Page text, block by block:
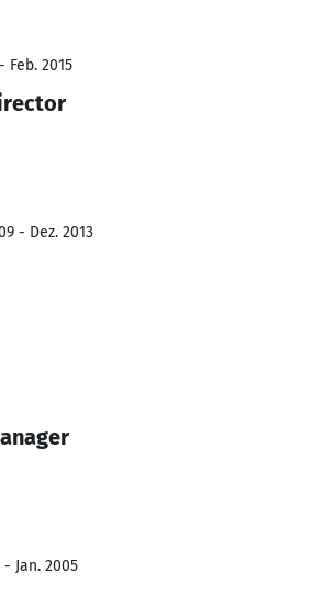
Feb. 2015
- Dez. 2013
Jan. 2005